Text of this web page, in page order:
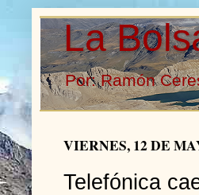
La
Por: Ramón
VIERNES, 12 DE
Telefónica